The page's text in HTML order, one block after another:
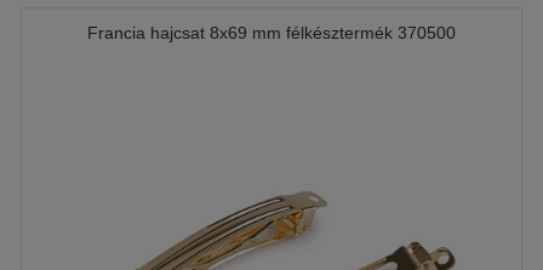
Francia hajcsat 8x69 mm félkésztermék 370500